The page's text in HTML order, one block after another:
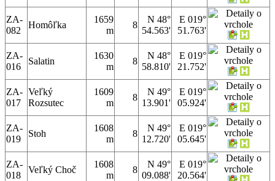
ZA-
082
Homôľka
1659
m
8
N 48°
54.563'
E 019°
51.763'
ZA-
016
Salatin
1630
m
8
N 48°
58.810'
E 019°
21.752'
ZA-
017
Veľký
Rozsutec
1609
m
8
N 49°
13.901'
E 019°
05.924'
ZA-
019
Stoh
1608
m
8
N 49°
12.720'
E 019°
05.645'
ZA-
018
Veľký Choč
1608
m
8
N 49°
09.088'
E 019°
20.564'